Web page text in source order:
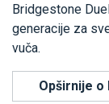
Bridgestone
generacije za
vuča.
Opširnije o